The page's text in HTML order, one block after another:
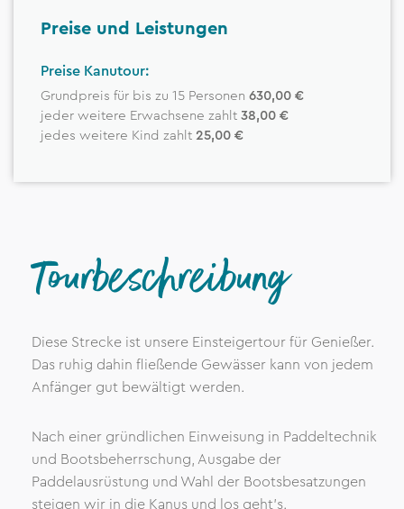
Preise und Leistungen
Preise Kanutour:
Grundpreis für bis zu 15 Personen 630,00 €
jeder weitere Erwachsene zahlt 38,00 €
jedes weitere Kind zahlt 25,00 €
Tourbeschreibung
Diese Strecke ist unsere Einsteigertour für Genießer.
Das ruhig dahin fließende Gewässer kann von jedem
Anfänger gut bewältigt werden.
Nach einer gründlichen Einweisung in Paddeltechnik
und Bootsbeherrschung, Ausgabe der
Paddelausrüstung und Wahl der Bootsbesatzungen
steigen wir in die Kanus und los geht's.